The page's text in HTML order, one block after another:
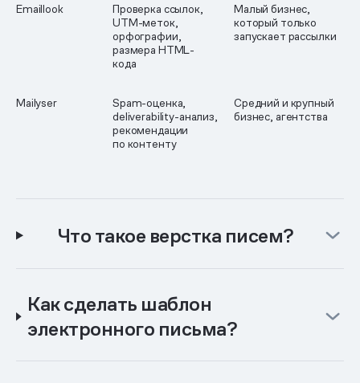
Emaillook
Проверка ссылок,
UTM-меток,
орфографии,
размера HTML-
кода
Малый бизнес,
который только
запускает рассылки
Mailyser
Spam-оценка,
deliverability-анализ,
рекомендации
по контенту
Средний и крупный
бизнес, агентства
Что такое верстка писем?
Как сделать шаблон
электронного письма?